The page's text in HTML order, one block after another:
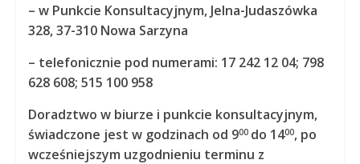
– w Punkcie Konsultacyjnym, Jelna-Judaszówka
328, 37-310 Nowa Sarzyna
– telefonicznie pod numerami: 17 242 12 04; 798
628 608; 515 100 958
Doradztwo w biurze i punkcie konsultacyjnym,
świadczone jest w godzinach od 900 do 1400, po
wcześniejszym uzgodnieniu terminu z